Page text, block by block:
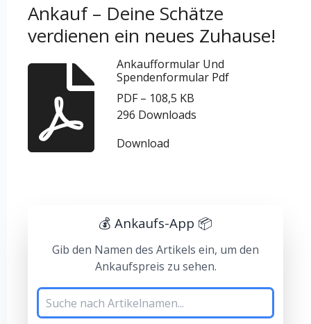
Ankauf – Deine Schätze
verdienen ein neues Zuhause!
Ankaufformular Und
Spendenformular Pdf
PDF – 108,5 KB
296 Downloads
Download
💰 Ankaufs-App 📦
Gib den Namen des Artikels ein, um den
Ankaufspreis zu sehen.